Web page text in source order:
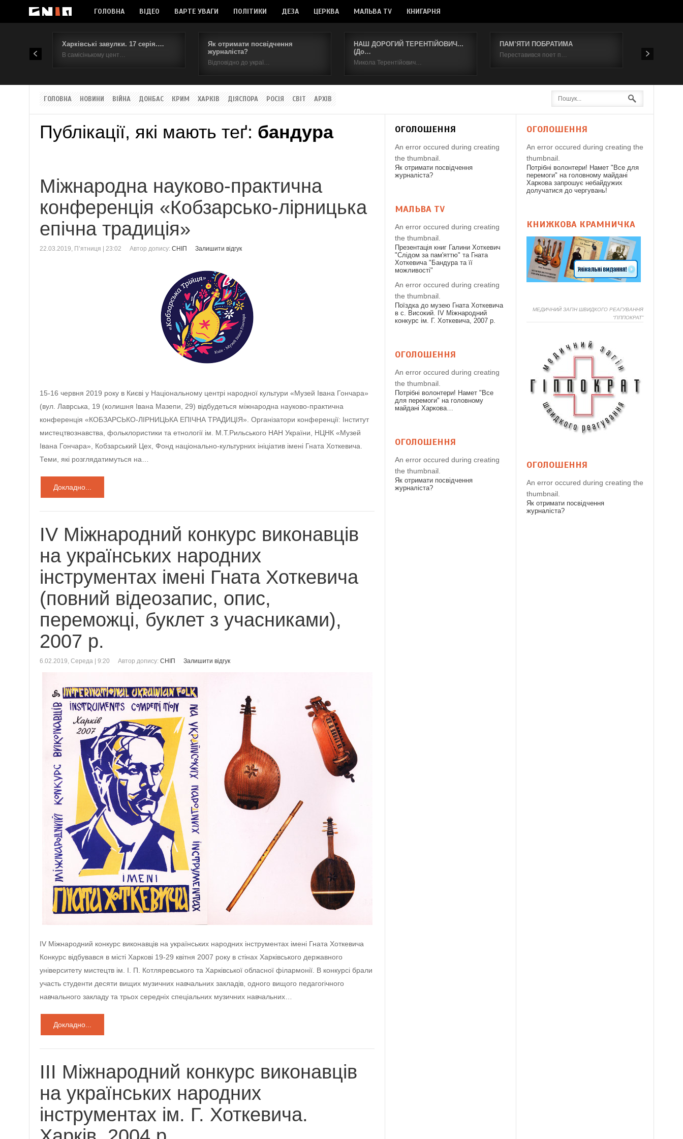
ГОЛОВНА ВІДЕО ВАРТЕ УВАГИ ПОЛІТИКИ ДЕЗА ЦЕРКВА МАЛЬВА TV КНИГАРНЯ
Харківські завулки. 17 серія.…
В самісінькому цент…
Як отримати посвідчення
журналіста?
Відповідно до украї…
НАШ ДОРОГИЙ ТЕРЕНТІЙОВИЧ...
(До…
Микола Терентійович…
ПАМ’ЯТИ ПОБРАТИМА
Переставився поет п… 19 червня
ГОЛОВНА НОВИНИ ВІЙНА ДОНБАС КРИМ ХАРКІВ ДІЯСПОРА РОСІЯ СВІТ АРХІВ
Публікації, які мають теґ: бандура
Міжнародна науково-практична
конференція «Кобзарсько-лірницька
епічна традиція»
22.03.2019, П’ятниця | 23:02 Автор допису: СНІП Залишити відгук
15-16 червня 2019 року в Києві у Національному центрі народної культури «Музей Івана Гончара»
(вул. Лаврська, 19 (колишня Івана Мазепи, 29) відбудеться міжнародна науково-практична
конференція «КОБЗАРСЬКО-ЛІРНИЦЬКА ЕПІЧНА ТРАДИЦІЯ». Організатори конференції: Інститут
мистецтвознавства, фольклористики та етнології ім. М.Т.Рильського НАН України, НЦНК «Музей
Івана Гончара», Кобзарський Цех, Фонд національно-культурних ініціатив імені Гната Хоткевича.
Теми, які розглядатимуться на…
Докладно...
IV Mіжнародний конкурс виконавців
на українських народних
інструментах імені Гната Хоткевича
(повний відеозапис, опис,
переможці, буклет з учасниками),
2007 р.
6.02.2019, Середа | 9:20 Автор допису: СНІП Залишити відгук
IV Mіжнародний конкурс виконавців на українських народних інструментах імені Гната Хоткевича
Конкурс відбувався в місті Харкові 19-29 квітня 2007 року в стінах Харківського державного
університету мистецтв ім. І. П. Котляревського та Харківської обласної філармонії. В конкурсі брали
участь студенти десяти вищих музичних навчальних закладів, одного вищого педагогічного
навчального закладу та трьох середніх спеціальних музичних навчальних…
Докладно...
ІІІ Міжнародний конкурс виконавців
на українських народних
інструментах ім. Г. Хоткевича.
ОГОЛОШЕННЯ
An error occured during creating
the thumbnail.
Як отримати посвідчення
журналіста?
МАЛЬВА TV
An error occured during creating
the thumbnail.
Презентація книг Галини Хоткевич
"Слідом за пам'яттю" та Гната
Хоткевича "Бандура та її
можливості"
An error occured during creating
the thumbnail.
Поїздка до музею Гната Хоткевича
в с. Високий. IV Міжнародний
конкурс ім. Г. Хоткевича, 2007 р.
ОГОЛОШЕННЯ
An error occured during creating
the thumbnail.
Потрібні волонтери! Намет "Все
для перемоги" на головному
майдані Харкова…
ОГОЛОШЕННЯ
An error occured during creating
the thumbnail.
Як отримати посвідчення
журналіста?
ОГОЛОШЕННЯ
An error occured during creating the
thumbnail.
Потрібні волонтери! Намет "Все для
перемоги" на головному майдані
Харкова запрошує небайдужих
долучатися до чергувань!
КНИЖКОВА КРАМНИЧКА
МЕДИЧНИЙ ЗАГІН ШВИДКОГО РЕАГУВАННЯ
“ГІППОКРАТ”
ОГОЛОШЕННЯ
An error occured during creating the
thumbnail.
Як отримати посвідчення
журналіста?